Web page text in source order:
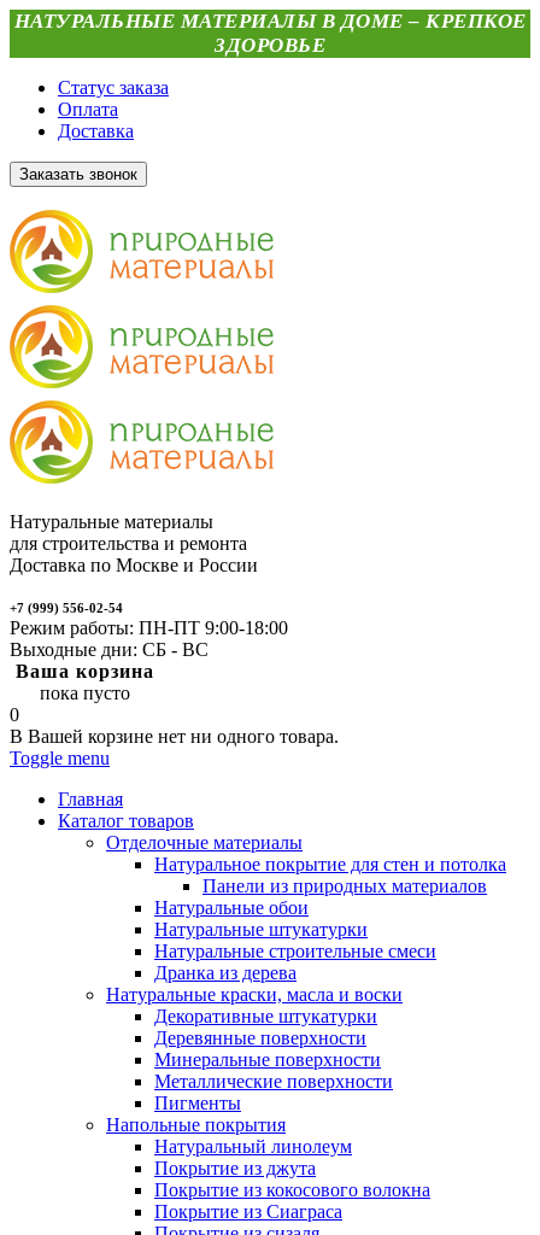
НАТУРАЛЬНЫЕ МАТЕРИАЛЫ В ДОМЕ – КРЕПКОЕ
ЗДОРОВЬЕ
Статус заказа
Оплата
Доставка
Заказать звонок
Натуральные материалы
для строительства и ремонта
Доставка по Москве и России
+7 (999) 556-02-54
Режим работы: ПН-ПТ 9:00-18:00
Выходные дни: СБ - ВС
Ваша корзина
пока пусто
0
В Вашей корзине нет ни одного товара.
Toggle menu
Главная
Каталог товаров
Отделочные материалы
Натуральное покрытие для стен и потолка
Панели из природных материалов
Натуральные обои
Натуральные штукатурки
Натуральные строительные смеси
Дранка из дерева
Натуральные краски, масла и воски
Декоративные штукатурки
Деревянные поверхности
Минеральные поверхности
Металлические поверхности
Пигменты
Напольные покрытия
Натуральный линолеум
Покрытие из джута
Покрытие из кокосового волокна
Покрытие из Сиаграса